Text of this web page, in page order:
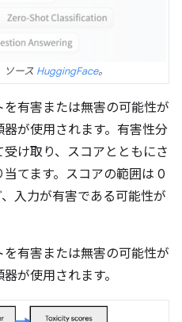
ソース HuggingFace。
有害または無害の可能性が
が使用されます。有害性分
け取り、スコアとともにさ
てます。スコアの範囲は 0
入力が有害である可能性が
有害または無害の可能性が
が使用されます。